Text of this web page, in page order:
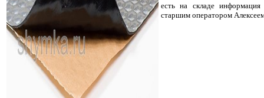
есть на складе информация
старшим оператором